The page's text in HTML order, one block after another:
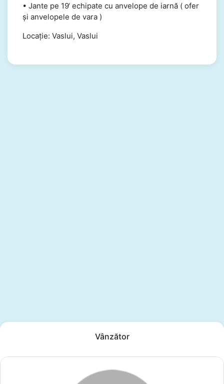
• Jante pe 19‘ echipate cu anvelope de iarnă ( ofer
și anvelopele de vara )
Locație: Vaslui, Vaslui
Vânzător